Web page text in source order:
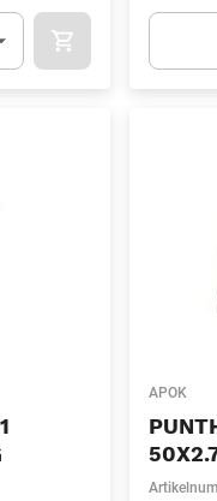
APOK